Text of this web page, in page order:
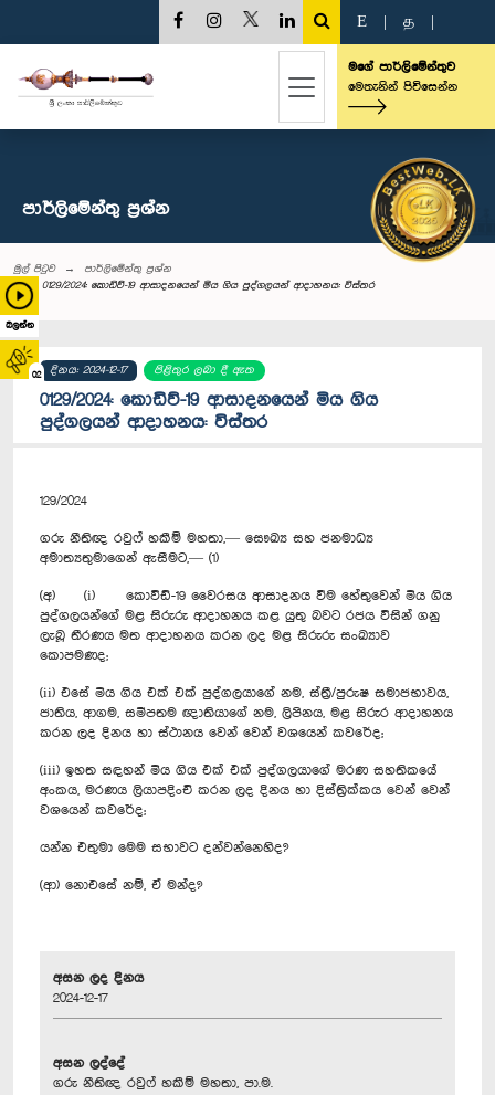
බලන්න
02
E த
මගේ පාර්ලිමේන්තුව
මෙතැනින් පිවිසෙන්න
පාර්ලි‌මේන්තු‌ ප්‍රශ්න
මුල් පිටුව
පාර්ලි‌මේන්තු‌ ප්‍රශ්න
0129/2024: කොඩිව්-19 ආසාදනයෙන් මිය ගිය පුද්ගලයන් ආදාහනය: විස්තර
දිනය: 2024-12-17 පිළිතුර ලබා දී ඇත
0129/2024: කොඩිව්-19 ආසාදනයෙන් මිය ගිය
පුද්ගලයන් ආදාහනය: විස්තර
129/2024
ගරු නීතිඥ රවුෆ් හකීම් මහතා,— සෞඛ්‍ය සහ ජනමාධ්‍ය
අමාත්‍යතුමාගෙන් ඇසීමට,— (1)
(අ) (i) කොවිඩ්-19 වෛරසය ආසාදනය වීම හේතුවෙන් මිය ගිය
පුද්ගලයන්ගේ මළ සිරුරු ආදාහනය කළ යුතු බවට රජය විසින් ගනු
ලැබූ තීරණය මත ආදාහනය කරන ලද මළ සිරුරු සංඛ්‍යාව
කොපමණද;
(ii) එසේ මිය ගිය එක් එක් පුද්ගලයාගේ නම, ස්ත්‍රී/පුරුෂ සමාජභාවය,
ජාතිය, ආගම, සමීපතම ඥාතියාගේ නම, ලිපිනය, මළ සිරුර ආදාහනය
කරන ලද දිනය හා ස්ථානය වෙන් වෙන් වශයෙන් කවරේද‍;
(iii) ඉහත සඳහන් මිය ගිය එක් එක් පුද්ගලයාගේ මරණ සහතිකයේ
අංකය, මරණය ලියාපදිංචි කරන ලද දිනය හා දිස්ත්‍රික්කය වෙන් වෙන්
වශයෙන් කවරේද;
යන්න එතුමා මෙම සභාවට දන්වන්නෙහිද?
(ආ) නොඑසේ නම්, ඒ මන්ද?
අසන ලද දිනය
2024-12-17
අසන ලද්දේ
ගරු නීතිඥ රවුෆ් හකීම් මහතා, පා.ම.